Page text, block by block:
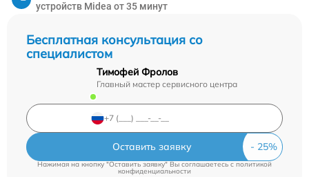
Бесплатная консультация со
специалистом
Тимофей Фролов
Главный мастер сервисного центра
Оставить заявку
Нажимая на кнопку "Оставить заявку" Вы соглашаетесь cполитикой
конфиденциальности
устройств Midea от 35 минут